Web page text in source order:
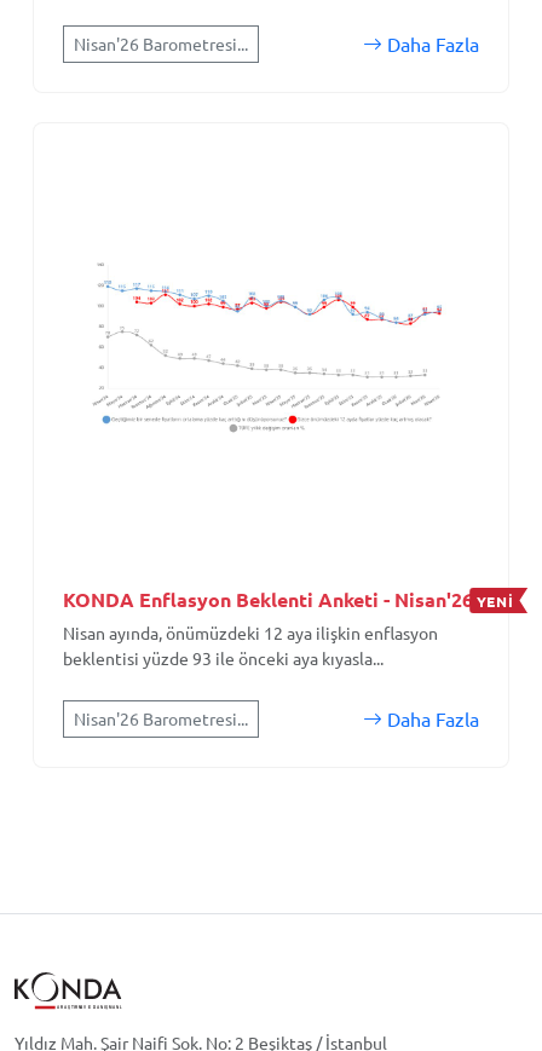
Nisan'26 Barometresi... Daha Fazla
KONDA Enflasyon Beklenti Anketi - Nisan'26 YENİ
Nisan ayında, önümüzdeki 12 aya ilişkin enflasyon
beklentisi yüzde 93 ile önceki aya kıyasla...
Nisan'26 Barometresi... Daha Fazla
Yıldız Mah. Şair Naifi Sok. No: 2 Beşiktaş / İstanbul